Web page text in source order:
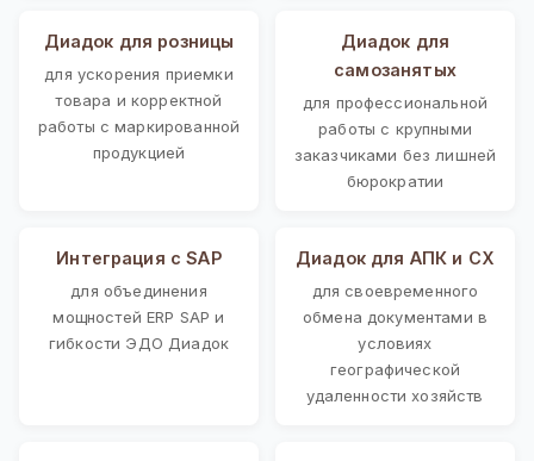
Диадок для розницы
для ускорения приемки
товара и корректной
работы с маркированной
продукцией
Диадок для
самозанятых
для профессиональной
работы с крупными
заказчиками без лишней
бюрократии
Интеграция с SAP
для объединения
мощностей ERP SAP и
гибкости ЭДО Диадок
Диадок для АПК и СХ
для своевременного
обмена документами в
условиях
географической
удаленности хозяйств